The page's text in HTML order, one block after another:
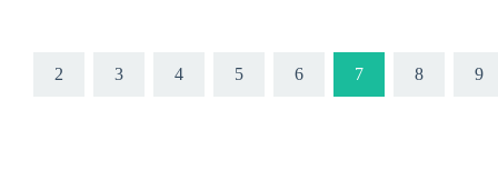
2 3 4 5 6 7 8 9